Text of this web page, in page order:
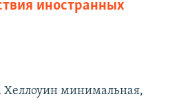
иностранных
Хеллоуин минимальная,